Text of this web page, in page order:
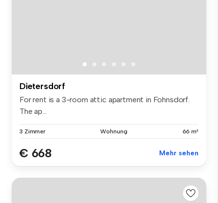
Dietersdorf
For rent is a 3-room attic apartment in Fohnsdorf.
The ap...
3 Zimmer Wohnung 66 m²
€ 668 Mehr sehen